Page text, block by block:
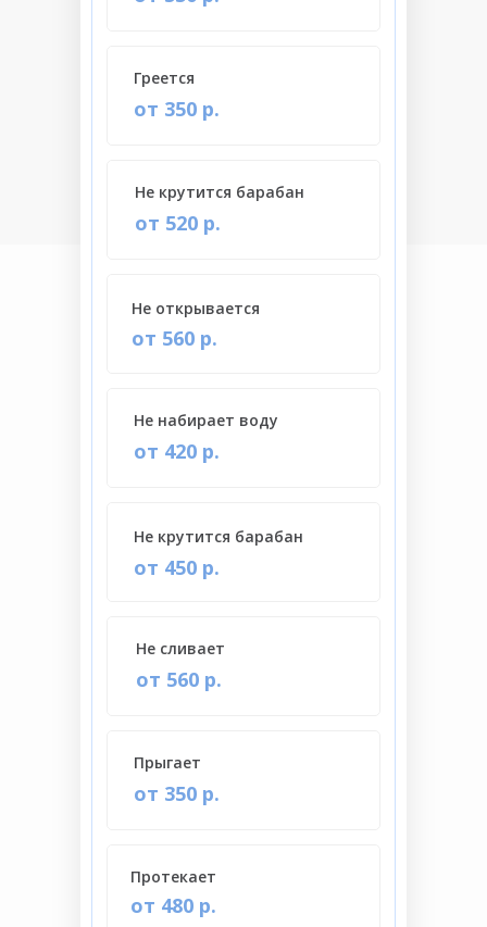
от 420 р.
Не набирает воду
от 520 р.
Не крутится барабан
от 450 р.
Не крутится барабан
от 560 р.
Не открывается
от 560 р.
Не сливает
от 480 р.
Протекает
от 350 р.
Греется
от 350 р.
Прыгает